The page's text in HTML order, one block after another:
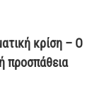
κρίση – Ο
προσπάθεια